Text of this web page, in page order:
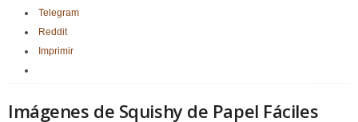
Telegram
Reddit
Imprimir
Imágenes de Squishy de Papel Fáciles